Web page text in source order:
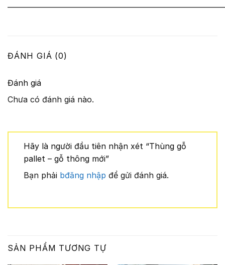
ĐÁNH GIÁ (0)
Đánh giá
Chưa có đánh giá nào.
Hãy là người đầu tiên nhận xét “Thùng gỗ
pallet – gỗ thông mới”
Bạn phải bđăng nhập để gửi đánh giá.
SẢN PHẨM TƯƠNG TỰ